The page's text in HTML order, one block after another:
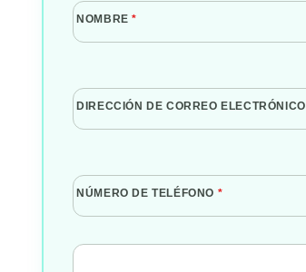
NOMBRE*
DIRECCIÓN DE CORREO ELECTRÓNICO
NÚMERO DE TELÉFONO *